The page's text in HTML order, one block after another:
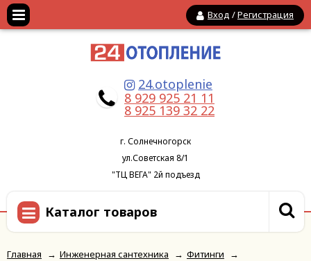
Вход /Регистрация
24.otoplenie
8 929 925 21 11
8 925 139 32 22
г. Солнечногорск
ул.Советская 8/1
"ТЦ ВЕГА" 2й подъезд
Каталог товаров
Главная → Инженерная сантехника → Фитинги
→